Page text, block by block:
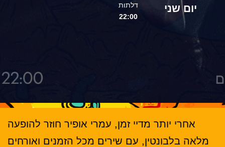
יום שני
דלתות
22:00
אחרי יותר מדיי זמן, עמרי אופיר חוזר להופעה
מלאה בלבונטין, עם שירים מכל הזמנים ואורחים